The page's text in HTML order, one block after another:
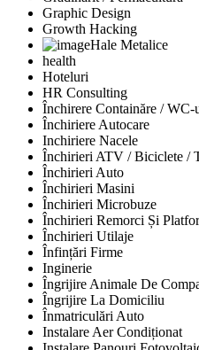
Graphic Design
Growth Hacking
Hale Metalice
health
Hoteluri
HR Consulting
Închirere Containăre /
Închiriere Autocare
Inchiriere Nacele
Închirieri ATV / Biciclete /
Închirieri Auto
Închirieri Masini
Închirieri Microbuze
Închirieri Remorci Și
Închirieri Utilaje
Înfințări Firme
Inginerie
Îngrijire Animale De
Îngrijire La Domiciliu
Înmatriculări Auto
Instalare Aer Condiționat